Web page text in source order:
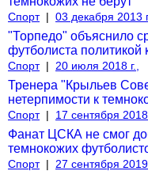
Спорт | 03 декабря 2013
"Торпедо" объяснило
футболиста политикой
Спорт | 20 июля 2018 г.,
Тренера "Крыльев
нетерпимости к
Спорт | 17 сентября 2018
Фанат ЦСКА не смог
темнокожих
Спорт | 27 сентября 2019